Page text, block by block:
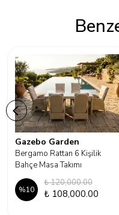
Gazebo Garden
Bergamo Rattan 6 Kişilik
Bahçe Masa Takımı
%10
₺ 120,000.00
₺ 108,000.00